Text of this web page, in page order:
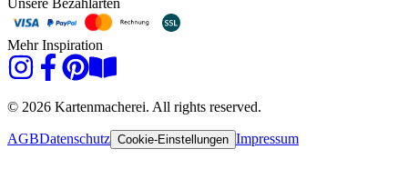
Unsere Bezahlarten
Mehr Inspiration
© 2026 Kartenmacherei. All rights reserved.
AGBDatenschutz Cookie-Einstellungen Impressum